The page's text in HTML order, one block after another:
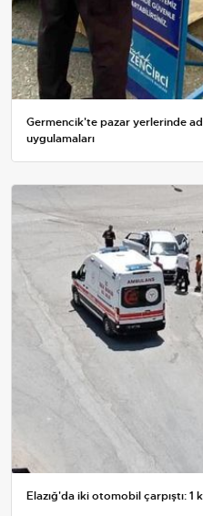
Germencik'te pazar yerlerinde
uygulamaları
Elazığ'da iki otomobil çarpıştı: 1